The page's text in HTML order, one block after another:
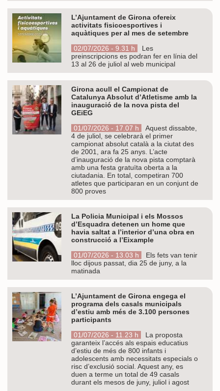
L’Ajuntament de Girona ofereix
activitats fisicoesportives i
aquàtiques per al mes de setembre
02/07/2026 - 9.31 h
Les
preinscripcions es podran fer en línia del
13 al 26 de juliol al web municipal
Girona acull el Campionat de
Catalunya Absolut d’Atletisme amb la
inauguració de la nova pista del
GEiEG
01/07/2026 - 17.07 h
Aquest dissabte,
4 de juliol, se celebrarà el primer
campionat absolut català a la ciutat des
de 2001, ara fa 25 anys. L’acte
d’inauguració de la nova pista comptarà
amb una festa gratuïta oberta a la
ciutadania. En total, competiran 700
atletes que participaran en un conjunt de
800 proves
La Policia Municipal i els Mossos
d’Esquadra detenen un home que
havia saltat a l’interior d’una obra en
construcció a l’Eixample
01/07/2026 - 13.03 h
Els fets van tenir
lloc dijous passat, dia 25 de juny, a la
matinada
L’Ajuntament de Girona engega el
programa dels casals municipals
d’estiu amb més de 3.100 persones
participants
01/07/2026 - 11.23 h
La proposta
garanteix l’accés als espais educatius
d’estiu de més de 800 infants i
adolescents amb necessitats especials o
risc d’exclusió social. Aquest any, es
duen a terme un total de 49 casals
durant els mesos de juny, juliol i agost